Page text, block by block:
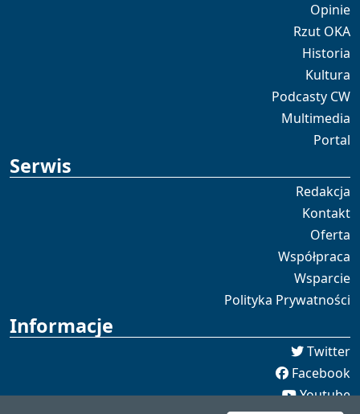
Opinie
Rzut OKA
Historia
Kultura
Podcasty CW
Multimedia
Portal
Serwis
Redakcja
Kontakt
Oferta
Współpraca
Wsparcie
Polityka Prywatności
Informacje
Twitter
Facebook
Youtube